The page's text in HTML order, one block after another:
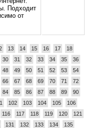
Подходит
от
13 14 15 16 17
18
30 31 32 33 34 35
36
48 49 50 51 52 53
54
66 67 68 69 70 71
72
84 85 86 87 88 89
90
102 103 104 105
106
116 117 118 119 120
121
131 132 133 134
135